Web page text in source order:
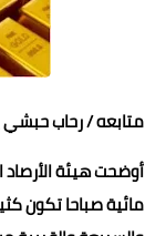
متابعه / رحاب
أوضحت هيئة
مائية صباحا تكون